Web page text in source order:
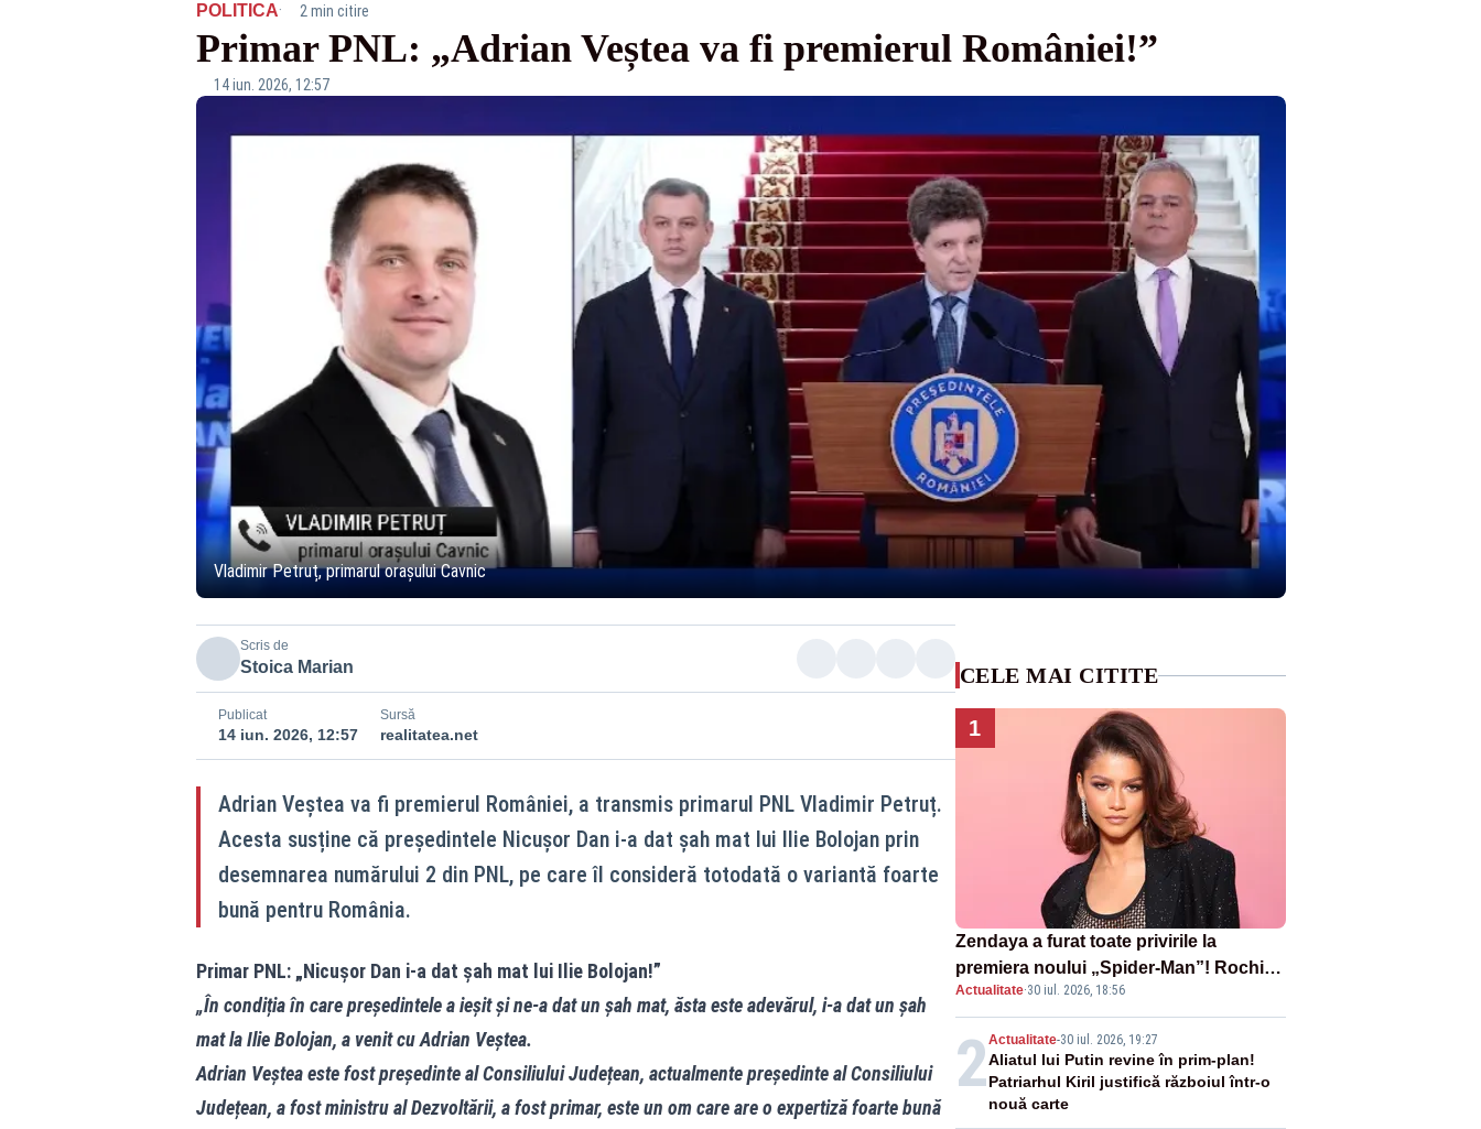
POLITICA· 2 min citire
Primar PNL: „Adrian Veștea va fi premierul României!”
14 iun. 2026, 12:57
Vladimir Petruț, primarul orașului Cavnic
Scris de
Stoica Marian
Publicat
14 iun. 2026, 12:57
Sursă
realitatea.net
Adrian Veștea va fi premierul României, a transmis primarul PNL Vladimir Petruț.
Acesta susține că președintele Nicușor Dan i-a dat șah mat lui Ilie Bolojan prin
desemnarea numărului 2 din PNL, pe care îl consideră totodată o variantă foarte
bună pentru România.
Primar PNL: „Nicușor Dan i-a dat șah mat lui Ilie Bolojan!”
„În condiția în care președintele a ieșit și ne-a dat un șah mat, ăsta este adevărul, i-a dat un șah
mat la Ilie Bolojan, a venit cu Adrian Veștea.
Adrian Veștea este fost președinte al Consiliului Județean, actualmente președinte al Consiliului
Județean, a fost ministru al Dezvoltării, a fost primar, este un om care are o expertiză foarte bună
CELE MAI CITITE
1
Zendaya a furat toate privirile la
premiera noului „Spider-Man”! Rochia
inspirată de pânza de păianjen a făcut
senzație
Actualitate·30 iul. 2026, 18:56
2Actualitate-30 iul. 2026, 19:27
Aliatul lui Putin revine în prim-plan!
Patriarhul Kiril justifică războiul într-o
nouă carte